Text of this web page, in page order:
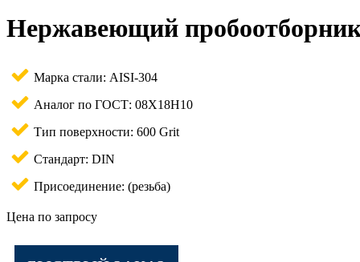
Нержавеющий
Марка стали: AISI-304
Аналог по ГОСТ: 08Х18Н10
Тип поверхности: 600 Grit
Стандарт: DIN
Присоединение: (резьба)
Цена по запросу